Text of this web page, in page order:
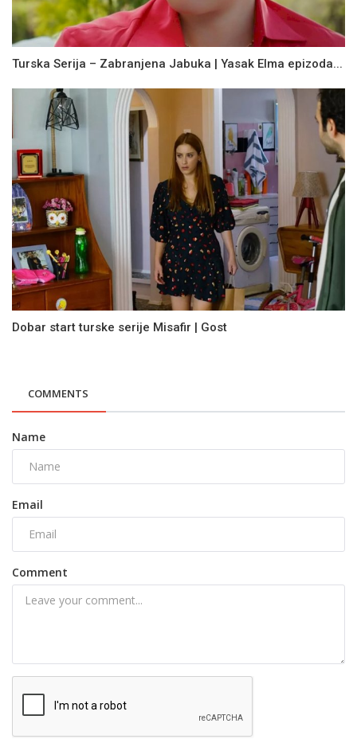
Turska Serija – Zabranjena Jabuka | Yasak Elma epizoda...
Dobar start turske serije Misafir | Gost
COMMENTS
Name
Email
Comment